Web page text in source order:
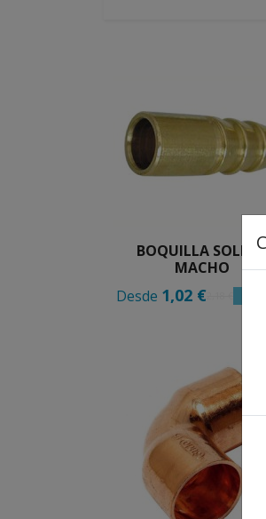
BOQUILLA
MACHO
Desde 1,02 €